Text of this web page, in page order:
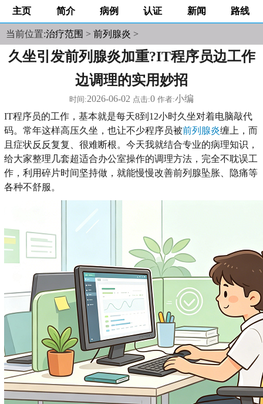
主页 简介 病例 认证 新闻 路线
当前位置:治疗范围 > 前列腺炎 >
久坐引发前列腺炎加重?IT程序员边工作
边调理的实用妙招
时间:2026-06-02 点击:0 作者:小编
IT程序员的工作，基本就是每天8到12小时久坐对着电脑敲代
码。常年这样高压久坐，也让不少程序员被前列腺炎缠上，而
且症状反反复复、很难断根。今天我就结合专业的病理知识，
给大家整理几套超适合办公室操作的调理方法，完全不耽误工
作，利用碎片时间坚持做，就能慢慢改善前列腺坠胀、隐痛等
各种不舒服。